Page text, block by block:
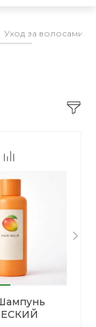
Уход за волосами